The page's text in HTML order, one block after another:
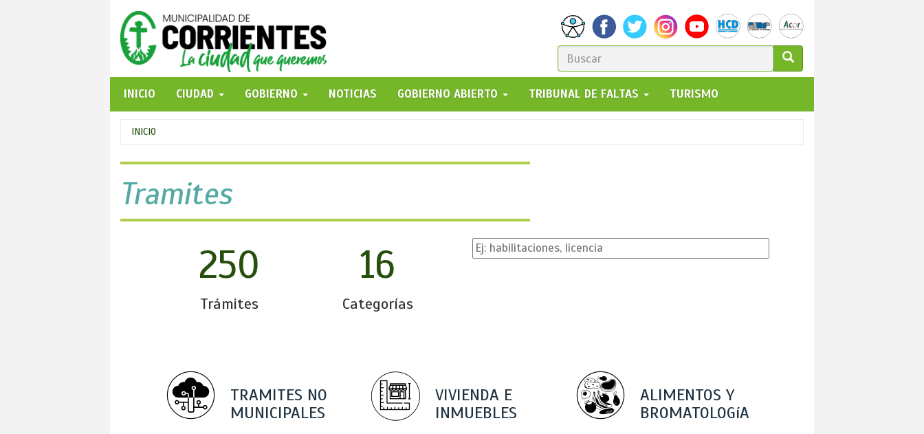
FORMULARIO
DE
BÚSQUEDA
GO!
INICIO
CIUDAD GOBIERNO NOTICIAS GOBIERNO ABIERTO TRIBUNAL DE FALTAS TURISMO
Se
encuentra
usted
aquí
INICIO
Tramites
250
Trámites
16
Categorías
TRAMITES NO
MUNICIPALES
VIVIENDA E
INMUEBLES
ALIMENTOS Y
BROMATOLOGíA